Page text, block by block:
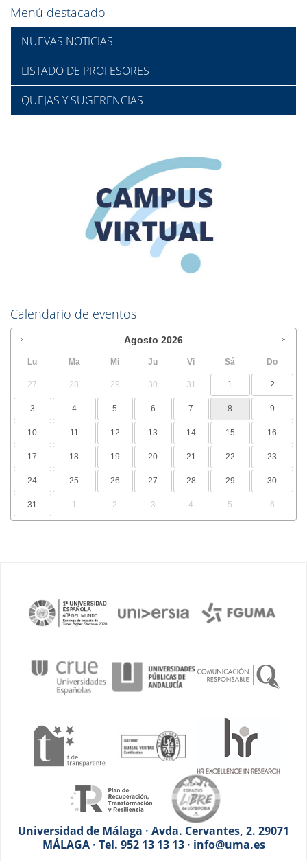
Menú destacado
NUEVAS NOTICIAS
LISTADO DE PROFESORES
QUEJAS Y SUGERENCIAS
Calendario de eventos
Agosto 2026
Lu Ma Mi Ju Vi Sá Do
27 28 29 30 31 1 2
3 4 5 6 7 8 9
10 11 12 13 14 15 16
17 18 19 20 21 22 23
24 25 26 27 28 29 30
31 1 2 3 4 5 6
Universidad de Málaga · Avda. Cervantes, 2. 29071
MÁLAGA · Tel. 952 13 13 13 · info@uma.es